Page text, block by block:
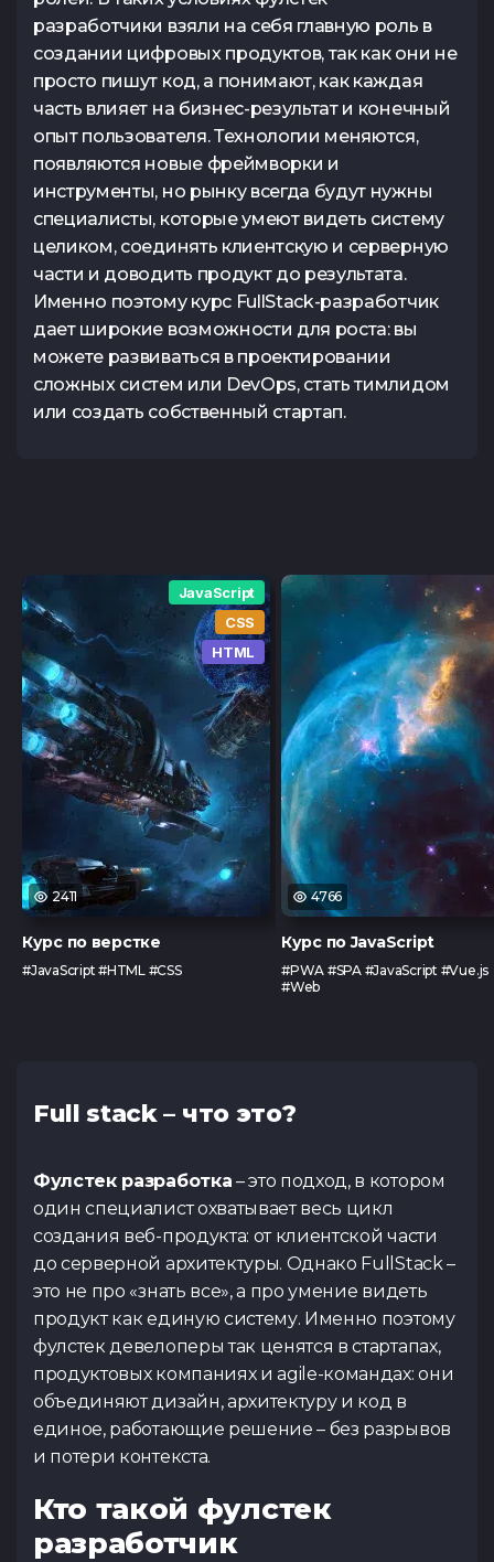
Тест по UX
разработчики взяли на себя главную роль в
создании цифровых продуктов, так как они не
просто пишут код, а понимают, как каждая
часть влияет на бизнес-результат и конечный
опыт пользователя. Технологии меняются,
появляются новые фреймворки и
инструменты, но рынку всегда будут нужны
специалисты, которые умеют видеть систему
целиком, соединять клиентскую и серверную
части и доводить продукт до результата.
Именно поэтому курс FullStack-разработчик
дает широкие возможности для роста: вы
можете развиваться в проектировании
сложных систем или DevOps, стать тимлидом
или создать собственный стартап.
JavaScript
CSS
HTML
2411
Курс по верстке
#JavaScript #HTML #CSS
4766
Курс по JavaScript
#PWA #SPA #JavaScript #Vue.js
#Web
Full stack – что это?
Фулстек разработка – это подход, в котором
один специалист охватывает весь цикл
создания веб-продукта: от клиентской части
до серверной архитектуры. Однако FullStack –
это не про «знать все», а про умение видеть
продукт как единую систему. Именно поэтому
фулстек девелоперы так ценятся в стартапах,
продуктовых компаниях и agile-командах: они
объединяют дизайн, архитектуру и код в
единое, работающие решение – без разрывов
и потери контекста.
Кто такой фулстек
разработчик
Подать
Контакты
Tg Channel
Facebook